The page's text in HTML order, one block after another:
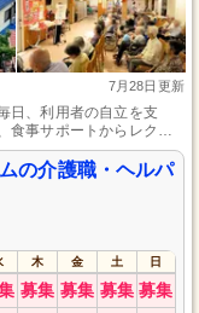
7月28日更新
日、利用者の自立を支
食事サポートからレクリ
献も目指せます。正社員
環境です。
の介護職・ヘルパ
木 金 土 日
募集 募集 募集 募集